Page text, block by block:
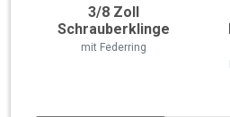
3/8 Zoll
Schrauberklinge
mit Federring